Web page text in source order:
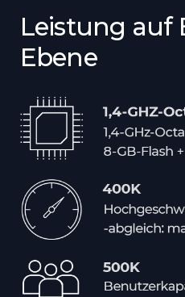
Leistung auf
Ebene